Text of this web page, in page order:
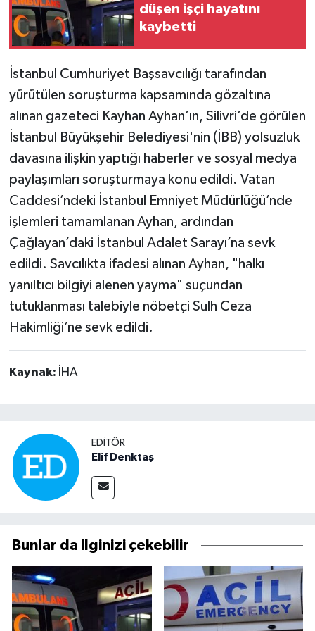
düşen işçi hayatını
kaybetti
İstanbul Cumhuriyet Başsavcılığı tarafından
yürütülen soruşturma kapsamında gözaltına
alınan gazeteci Kayhan Ayhan’ın, Silivri’de görülen
İstanbul Büyükşehir Belediyesi'nin (İBB) yolsuzluk
davasına ilişkin yaptığı haberler ve sosyal medya
paylaşımları soruşturmaya konu edildi. Vatan
Caddesi’ndeki İstanbul Emniyet Müdürlüğü’nde
işlemleri tamamlanan Ayhan, ardından
Çağlayan’daki İstanbul Adalet Sarayı’na sevk
edildi. Savcılıkta ifadesi alınan Ayhan, "halkı
yanıltıcı bilgiyi alenen yayma" suçundan
tutuklanması talebiyle nöbetçi Sulh Ceza
Hakimliği’ne sevk edildi.
Kaynak: İHA
EDITÖR
Elif Denktaş
Bunlar da ilginizi çekebilir